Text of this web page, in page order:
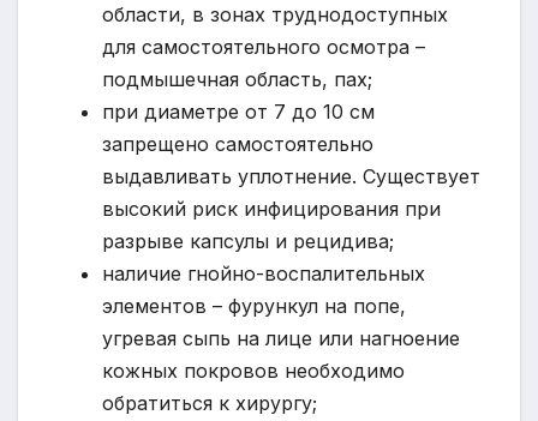
области, в зонах труднодоступных
для самостоятельного осмотра –
подмышечная область, пах;
при диаметре от 7 до 10 см
запрещено самостоятельно
выдавливать уплотнение. Существует
высокий риск инфицирования при
разрыве капсулы и рецидива;
наличие гнойно-воспалительных
элементов – фурункул на попе,
угревая сыпь на лице или нагноение
кожных покровов необходимо
обратиться к хирургу;